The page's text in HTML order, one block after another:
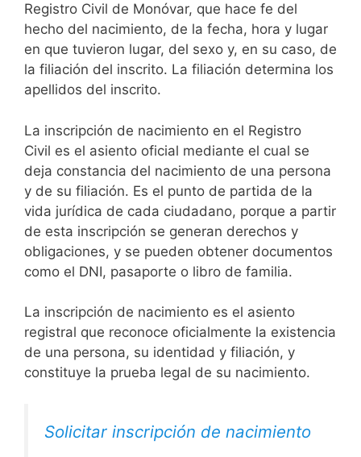
Registro Civil de Monóvar, que hace fe del
hecho del nacimiento, de la fecha, hora y lugar
en que tuvieron lugar, del sexo y, en su caso, de
la filiación del inscrito. La filiación determina los
apellidos del inscrito.
La inscripción de nacimiento en el Registro
Civil es el asiento oficial mediante el cual se
deja constancia del nacimiento de una persona
y de su filiación. Es el punto de partida de la
vida jurídica de cada ciudadano, porque a partir
de esta inscripción se generan derechos y
obligaciones, y se pueden obtener documentos
como el DNI, pasaporte o libro de familia.
La inscripción de nacimiento es el asiento
registral que reconoce oficialmente la existencia
de una persona, su identidad y filiación, y
constituye la prueba legal de su nacimiento.
Solicitar inscripción de nacimiento